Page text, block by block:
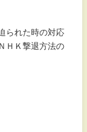
られた時の対応
ＨＫ撃退方法の